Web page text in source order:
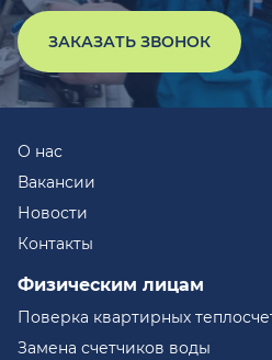
ЗАКАЗАТЬ ЗВОНОК
О нас
Вакансии
Новости
Контакты
Физическим лицам
Поверка квартирных
Замена счетчиков воды